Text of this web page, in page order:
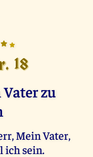
18
zu
Mein Vater,
sein.